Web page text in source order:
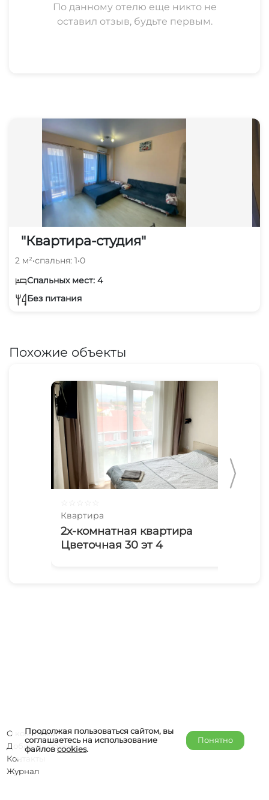
По данному отелю еще никто не
оставил отзыв, будьте первым.
"Квартира-студия"
2 м²•спальня: 1•0
Спальных мест: 4
Без питания
Похожие объекты
Квартира
2х-комнатная квартира
Цветочная 30 эт 4
Продолжая пользоваться сайтом, вы
соглашаетесь на использование
файловcookies.
Понятно
О компании
Добавить объект
Контакты
Журнал